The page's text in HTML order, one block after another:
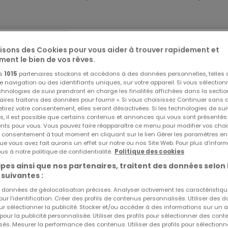
surface habitable nette, offre tout le confort moderne
parfait pour une famille à la recherche d'espace. Dotée
journées ensoleillées et des moments de détente en
parking extérieur pour une, le stationnement ne sera
Windhof/Delhaize)
Réf atHome
Réf
des Cookies pour vous aider à trouver rapidement et
le bien de vos rêves.
1015 partenaires stockons et accédons à des données personnelles, telles
navigation ou des identifiants uniques, sur votre appareil. Si vous
de suivi prendront en charge les finalités affichées dans la
traitons des données pour fournir ». Si vous choisissez Continuer sans
votre consentement, elles seront désactivées. Si les technologies de
il est possible que certains contenus et annonces qui vous sont
pour vous. Vous pouvez faire réapparaître ce menu pour modifier vos
consentement à tout moment en cliquant sur le lien Gérer les paramètres
vous avez fait aurons un effet sur notre ou nos Site Web. Pour plus
à notre politique de confidentialité. Politique des cookies
ainsi que nos partenaires, traitent des données selon
:
données de géolocalisation précises. Analyser activement les
l’identification. Créer des profils de contenus personnalisés. Utiliser des
sélectionner la publicité. Stocker et/ou accéder à des informations sur un
la publicité personnalisée. Utiliser des profils pour sélectionner des
Mesurer la performance des contenus. Utiliser des profils pour